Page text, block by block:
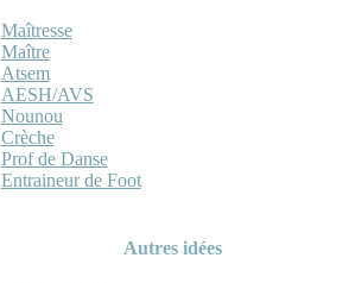
Maîtresse
Maître
Atsem
AESH/AVS
Nounou
Crèche
Prof de Danse
Entraineur de Foot
Autres idées